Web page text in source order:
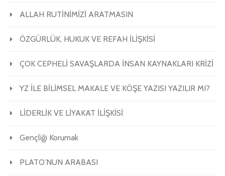
ALLAH RUTİNİMİZİ ARATMASIN
ÖZGÜRLÜK, HUKUK VE REFAH İLİŞKİSİ
ÇOK CEPHELİ SAVAŞLARDA İNSAN KAYNAKLARI KRİZİ
YZ İLE BİLİMSEL MAKALE VE KÖŞE YAZISI YAZILIR MI?
LİDERLİK VE LİYAKAT İLİŞKİSİ
Gençliği Korumak
PLATO’NUN ARABASI